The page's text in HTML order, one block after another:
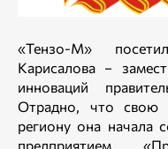
«Тензо-М»
Карисалова −
инноваций
Отрадно, что свою
региону она начала
предприятием.